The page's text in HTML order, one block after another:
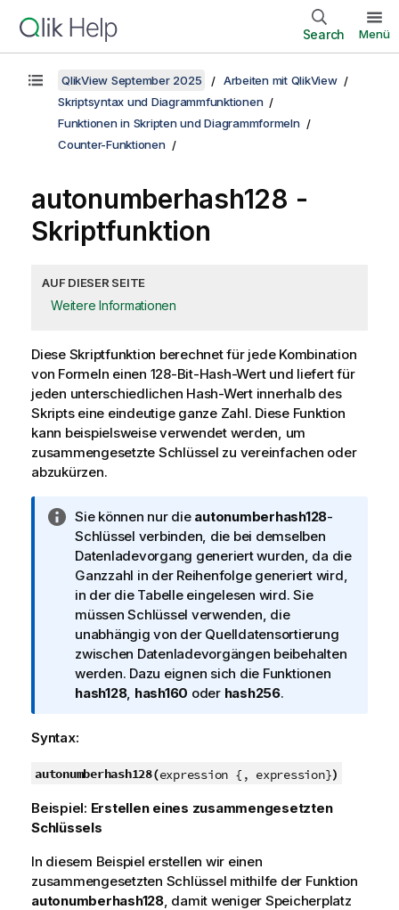
Search Menü
QlikView September 2025
Arbeiten mit QlikView
Skriptsyntax und Diagrammfunktionen
Funktionen in Skripten und Diagrammformeln
Counter-Funktionen
autonumberhash128 -
Skriptfunktion
AUF DIESER SEITE
Weitere Informationen
Diese Skriptfunktion berechnet für jede Kombination
von Formeln einen 128-Bit-Hash-Wert und liefert für
jeden unterschiedlichen Hash-Wert innerhalb des
Skripts eine eindeutige ganze Zahl. Diese Funktion
kann beispielsweise verwendet werden, um
zusammengesetzte Schlüssel zu vereinfachen oder
abzukürzen.
I
n
f
o
r
m
a
t
i
o
s
i
w
e
s
Sie können nur die autonumberhash128-
Schlüssel verbinden, die bei demselben
Datenladevorgang generiert wurden, da die
Ganzzahl in der Reihenfolge generiert wird,
in der die Tabelle eingelesen wird. Sie
müssen Schlüssel verwenden, die
unabhängig von der Quelldatensortierung
zwischen Datenladevorgängen beibehalten
werden. Dazu eignen sich die Funktionen
hash128, hash160 oder hash256.
Syntax:
autonumberhash128(expression {, expression})
Beispiel: Erstellen eines zusammengesetzten
Schlüssels
In diesem Beispiel erstellen wir einen
zusammengesetzten Schlüssel mithilfe der Funktion
autonumberhash128, damit weniger Speicherplatz